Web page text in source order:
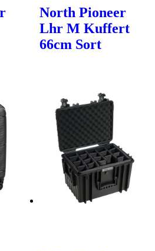
North Pioneer
Lhr M Kuffert
66cm Sort